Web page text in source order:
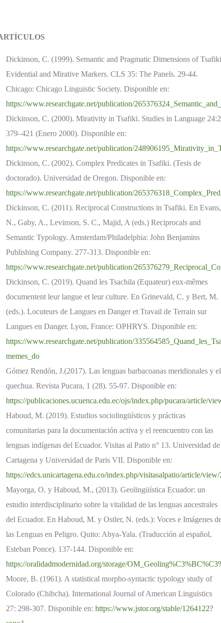
Dickinson, C. (1999). Semantic and Pragmatic Dimensions of Tsafiki
Evidential and Mirative Markers. CLS 35: The Panels. 29-44.
Chicago: Chicago Linguistic Society. Disponible en:
https://www.researchgate.net/publication/
Dickinson, C. (2000). Mirativity in Tsafiki. Studies in Language
379–421 (Enero 2000). Disponible en:
https://www.researchgate.net/publication/
Dickinson, C. (2002). Complex Predicates in Tsafiki. (Tesis de
doctorado). Universidad de Oregon. Disponible en:
https://www.researchgate.net/publication/
Dickinson, C. (2011). Reciprocal Constructions in Tsafiki. En Evans,
N., Gaby, A., Levinson, S. C., Majid, A (eds.) Reciprocals and
Semantic Typology. Amsterdam/Philadelphia: John Benjamins
Publishing Company. 277-313. Disponible en:
https://www.researchgate.net/publication/
Dickinson, C. (2019). Quand les Tsachila (Equateur) eux-mêmes
documentent leur langue et leur culture. En Grinevald, C. y Bert, M.
(eds.). Locuteurs de Langues en Danger et Travail de Terrain sur
Langues en Danger. Lyon, France: OPHRYS. Disponible en:
https://www.researchgate.net/publication/
memes_do
Gómez Rendón, J.(2017). Las lenguas barbacoanas meridionales y el
quechua. Revista Pucara, 1 (28). 55-97. Disponible en:
https://publicaciones.ucuenca.edu.ec/ojs/index.php/pucara/article/
Haboud, M. (2019). Estudios sociolingüísticos y prácticas
comunitarias para la documentación activa y el reencuentro con las
lenguas indígenas del Ecuador. Visitas al Patio n° 13. Universidad de
Cartagena y Universidad de Paris VII. Disponible en:
https://edcs.unicartagena.edu.co/index.php/visitasalpatio/article/
Mayorga, O. y Haboud, M., (2013). Geolingüística Ecuador: un
estudio interdisciplinario sobre la vitalidad de las lenguas ancestrales
del Ecuador. En Haboud, M. y Ostler, N. (eds.): Voces e Imágenes
las Lenguas en Peligro. Quito: Abya-Yala. (Traducción al español,
Esteban Ponce). 137-144. Disponible en:
https://oralidadmodernidad.org/storage/
Moore, B. (1961). A statistical morpho-syntactic typology study of
Colorado (Chibcha). International Journal of American Linguistics
27: 298-307. Disponible en: https://www.jstor.org/stable/1264122?